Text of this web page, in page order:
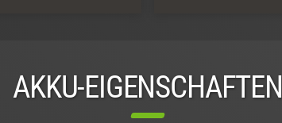
AKKU-EIGENSCHAFTEN